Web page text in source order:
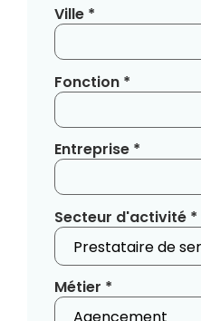
Ville *
Fonction *
Entreprise *
Secteur d'activité *
Métier *